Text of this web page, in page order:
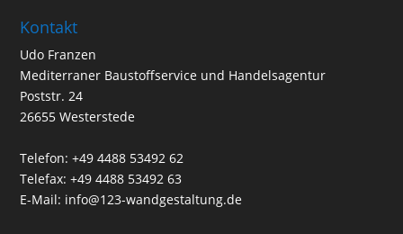
Kontakt
Udo Franzen
Mediterraner Baustoffservice und Handelsagentur
Poststr. 24
26655 Westerstede
Telefon: +49 4488 53492 62
Telefax: +49 4488 53492 63
E-Mail: info@123-wandgestaltung.de